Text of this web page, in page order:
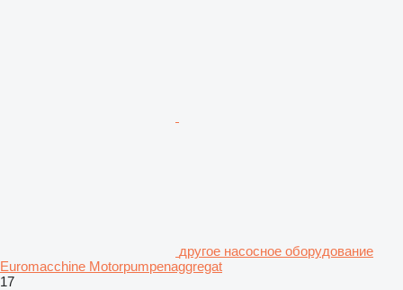
другое насосное оборудование
Euromacchine Motorpumpenaggregat
17